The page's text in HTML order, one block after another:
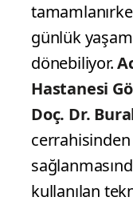
günlük
dönebiliyor.
Hastanesi
Doç. Dr.
cerrahisinden
kullanılan